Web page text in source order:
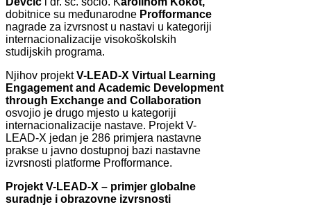
dobitnice su međunarodne Profformance
nagrade za izvrsnost u nastavi u kategoriji
internacionalizacije visokoškolskih
studijskih programa.
Njihov projektV-LEAD-X Virtual Learning
Engagement and Academic Development
through Exchange and Collaboration
osvojio je drugo mjesto u kategoriji
internacionalizacije nastave. Projekt V-
LEAD-X jedan je 286 primjera nastavne
prakse u javno dostupnoj bazi nastavne
izvrsnosti platforme Profformance.
Projekt V-LEAD-X – primjer globalne
suradnje i obrazovne izvrsnosti